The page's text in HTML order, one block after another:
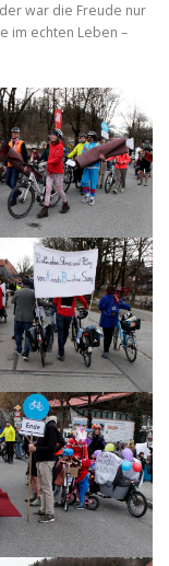
war die Freude nur
im echten Leben –